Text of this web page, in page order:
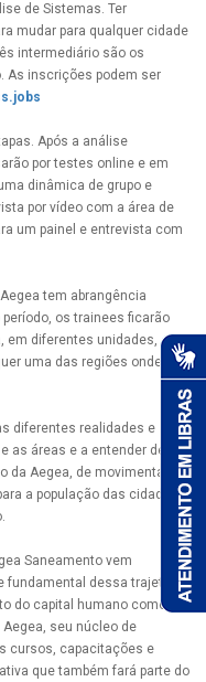
de Sistemas. Ter
mudar para qualquer cidade
intermediário são os
As inscrições podem ser
Após a análise
por testes online e em
dinâmica de grupo e
por vídeo com a área de
um painel e entrevista com
tem abrangência
os trainees ficarão
em diferentes unidades,
uma das regiões onde a
diferentes realidades e
as áreas e a entender de
Aegea, de movimentar
a população das cidades
Saneamento vem
fundamental dessa trajetória
do capital humano como um
seu núcleo de
cursos, capacitações e
que também fará parte do